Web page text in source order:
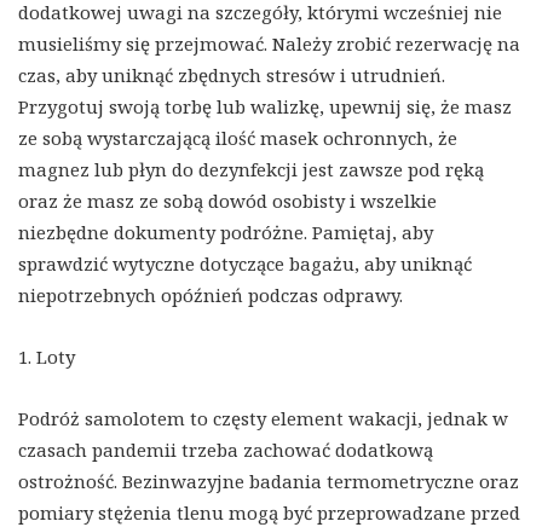
dodatkowej uwagi na szczegóły, którymi wcześniej nie
musieliśmy się przejmować. Należy zrobić rezerwację na
czas, aby uniknąć zbędnych stresów i utrudnień.
Przygotuj swoją torbę lub walizkę, upewnij się, że masz
ze sobą wystarczającą ilość masek ochronnych, że
magnez lub płyn do dezynfekcji jest zawsze pod ręką
oraz że masz ze sobą dowód osobisty i wszelkie
niezbędne dokumenty podróżne. Pamiętaj, aby
sprawdzić wytyczne dotyczące bagażu, aby uniknąć
niepotrzebnych opóźnień podczas odprawy.
1. Loty
Podróż samolotem to częsty element wakacji, jednak w
czasach pandemii trzeba zachować dodatkową
ostrożność. Bezinwazyjne badania termometryczne oraz
pomiary stężenia tlenu mogą być przeprowadzane przed